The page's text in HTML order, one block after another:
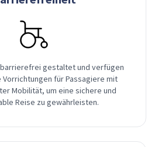
gestaltet und verfügen
für Passagiere mit
Mobilität, um eine sichere und
Reise zu gewährleisten.